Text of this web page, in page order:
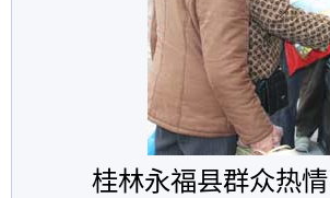
桂林永福县群众热